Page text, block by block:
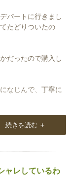
パートに行きまし
たどりついたの
だったので購入し
なじんで、丁寧に
いと思っていま
続きを読む +
ャレしているわ